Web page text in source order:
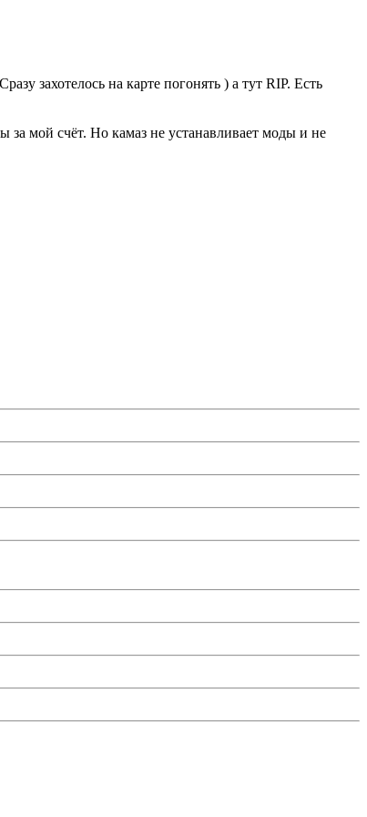
захотелось на карте погонять ) а тут RIP. Есть
за мой счёт. Но камаз не устанавливает моды и не